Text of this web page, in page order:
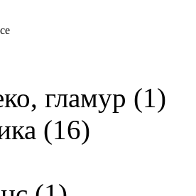
гламур (1)
(16)